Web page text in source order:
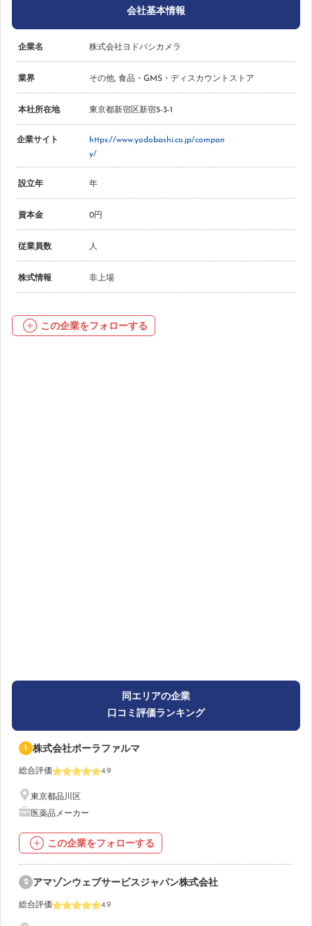
会社基本情報
企業名 株式会社ヨドバシカメラ
業界 その他, 食品・GMS・ディスカウントストア
本社所在地 東京都新宿区新宿5-3-1
企業サイト
https://www.yodobashi.co.jp/compan
y/
設立年 年
資本金 0円
従業員数 人
株式情報 非上場
この企業をフォローする
同エリアの企業
口コミ評価ランキング
1 株式会社ポーラファルマ
総合評価 4.9
東京都品川区
医薬品メーカー
この企業をフォローする
2 アマゾンウェブサービスジャパン株式会社
総合評価 4.9